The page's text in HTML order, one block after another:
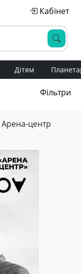
Кабінет
Дітям
Фільтри
центр